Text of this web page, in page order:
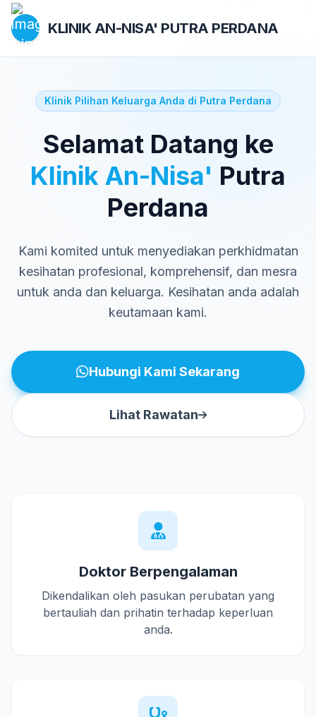
KLINIK AN-NISA' PUTRA PERDANA
Klinik Pilihan Keluarga Anda di Putra Perdana
Selamat Datang ke
Klinik An-Nisa' Putra
Perdana
Kami komited untuk menyediakan perkhidmatan
kesihatan profesional, komprehensif, dan mesra
untuk anda dan keluarga. Kesihatan anda adalah
keutamaan kami.
Hubungi Kami Sekarang
Lihat Rawatan
Doktor Berpengalaman
Dikendalikan oleh pasukan perubatan yang
bertauliah dan prihatin terhadap keperluan
anda.